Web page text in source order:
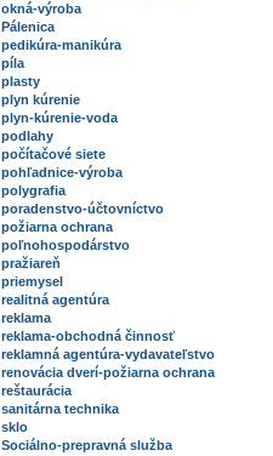
okná-výroba
Pálenica
pedikúra-manikúra
píla
plasty
plyn kúrenie
plyn-kúrenie-voda
podlahy
počítačové siete
pohľadnice-výroba
polygrafia
poradenstvo-účtovníctvo
požiarna ochrana
poľnohospodárstvo
pražiareň
priemysel
realitná agentúra
reklama
reklama-obchodná činnosť
reklamná agentúra-vydavateľstvo
renovácia dverí-požiarna ochrana
reštaurácia
sanitárna technika
sklo
Sociálno-prepravná služba